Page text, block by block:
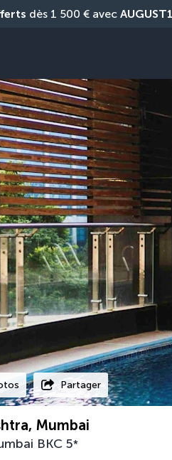
dès 1 500 € avec
Partager
Mumbai
BKC 5*